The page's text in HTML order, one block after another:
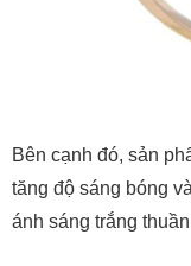
Bên cạnh đó, sản
tăng độ sáng bóng
ánh sáng trắng